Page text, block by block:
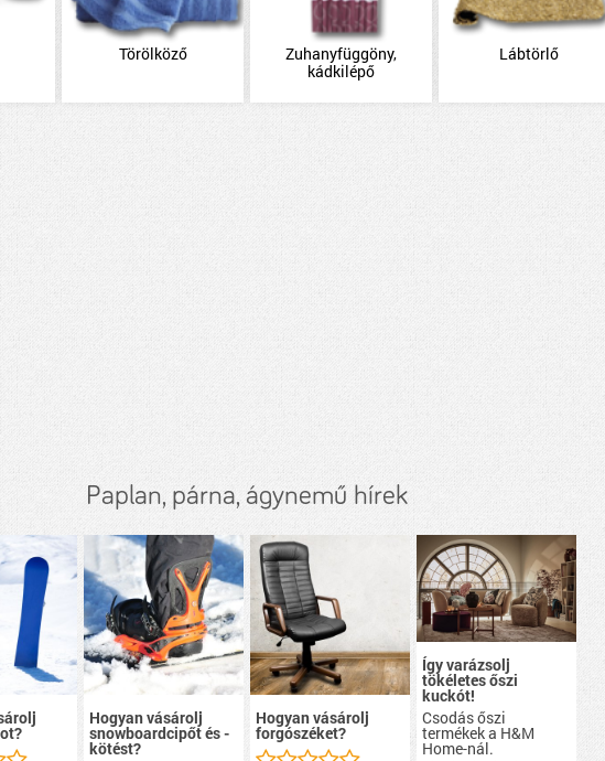
Törölköző
Zuhanyfüggöny,
kádkilépő
Lábtörlő
Paplan, párna, ágynemű hírek
Hogyan vásárolj
snowboardcipőt és -
kötést?
Hogyan vásárolj
forgószéket?
Így varázsolj
tökéletes őszi
kuckót!
Csodás őszi
termékek a H&M
Home-nál.